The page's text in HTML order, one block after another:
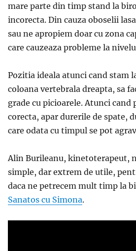
mare parte din timp stand la
incorecta. Din cauza oboselii
sau ne apropiem doar cu zona
care cauzeaza probleme la
Pozitia ideala atunci cand stam
coloana vertebrala dreapta, sa
grade cu picioarele. Atunci cand
corecta, apar durerile de spate,
care odata cu timpul se pot
Alin Burileanu, kinetoterapeut,
simple, dar extrem de utile,
daca ne petrecem mult timp la
Sanatos cu Simona.